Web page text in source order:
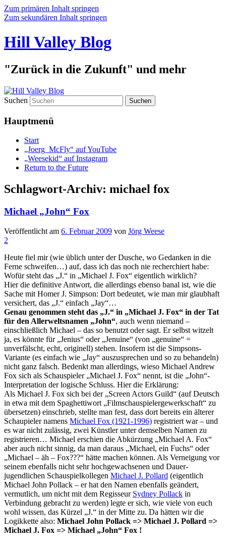
Zum primären Inhalt springen
Zum sekundären Inhalt springen
Hill Valley Blog
"Zurück in die Zukunft" und mehr
Suchen
Hauptmenü
Start
„Joerg_McFly“ auf YouTube
„Weesekid“ auf Instagram
Return to the Future
Schlagwort-Archiv: michael fox
Michael „John“ Fox
Veröffentlicht am 6. Februar 2009 von Jörg Weese
2
Heute fiel mir (wie üblich unter der Dusche, wo Gedanken in die
Ferne schweifen…) auf, dass ich das noch nie recherchiert habe:
Wofür steht das „J.“ in „Michael J. Fox“ eigentlich wirklich?
Hier die definitive Antwort, die allerdings ebenso banal ist, wie die
Sache mit Homer J. Simpson: Dort bedeutet, wie man mir glaubhaft
versichert, das „J.“ einfach „Jay“…
Genau genommen steht das „J.“ in „Michael J. Fox“ in der Tat
für den Allerweltsnamen „John“, auch wenn niemand –
einschließlich Michael – das so benutzt oder sagt. Er selbst witzelt
ja, es könnte für „Jenius“ oder „Jenuine“ (von „genuine“ =
unverfälscht, echt, originell) stehen. Insofern ist die Simpsons-
Variante (es einfach wie „Jay“ auszusprechen und so zu behandeln)
nicht ganz falsch. Bedenkt man allerdings, wieso Michael Andrew
Fox sich als Schauspieler „Michael J. Fox“ nennt, ist die „John“-
Interpretation der logische Schluss. Hier die Erklärung:
Als Michael J. Fox sich bei der „Screen Actors Guild“ (auf Deutsch
in etwa mit dem Spaghettiwort „Filmschauspielergewerkschaft“ zu
übersetzen) einschrieb, stellte man fest, dass dort bereits ein älterer
Schaupieler namens Michael Fox (1921-1996) registriert war – und
es war nicht zulässig, zwei Künstler unter demselben Namen zu
registrieren… Michael erschien die Abkürzung „Michael A. Fox“
aber auch nicht sinnig, da man daraus „Michael, ein Fuchs“ oder
„Michael – äh – Fox???“ hätte machen können. Als Verneigung vor
seinem ebenfalls nicht sehr hochgewachsenen und Dauer-
jugendlichen Schauspielkollegen Michael J. Pollard (eigentlich
Michael John Pollack – er hat den Namen ebenfalls geändert,
vermutlich, um nicht mit dem Regisseur Sydney Pollack in
Verbindung gebracht zu werden) legte er sich, wie viele von euch
wohl wissen, das Kürzel „J.“ in der Mitte zu. Da hätten wir die
Logikkette also: Michael John Pollack => Michael J. Pollard =>
Michael J. Fox => Michael „John“ Fox !